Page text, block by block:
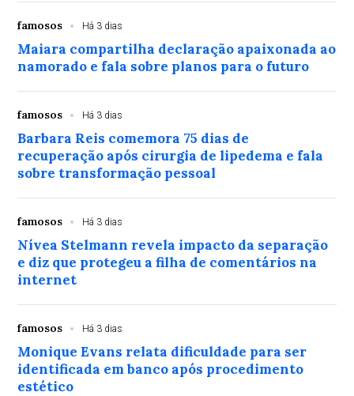
famosos Há 3 dias
Maiara compartilha declaração apaixonada ao
namorado e fala sobre planos para o futuro
famosos Há 3 dias
Barbara Reis comemora 75 dias de
recuperação após cirurgia de lipedema e fala
sobre transformação pessoal
famosos Há 3 dias
Nívea Stelmann revela impacto da separação
e diz que protegeu a filha de comentários na
internet
famosos Há 3 dias
Monique Evans relata dificuldade para ser
identificada em banco após procedimento
estético